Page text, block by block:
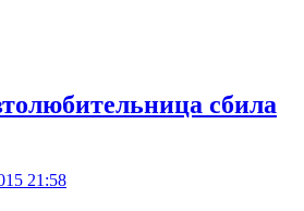
сбила
21:58